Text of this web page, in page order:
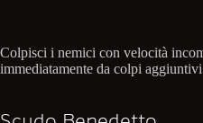
Colpisci i nemici con velocità
immediatamente da colpi